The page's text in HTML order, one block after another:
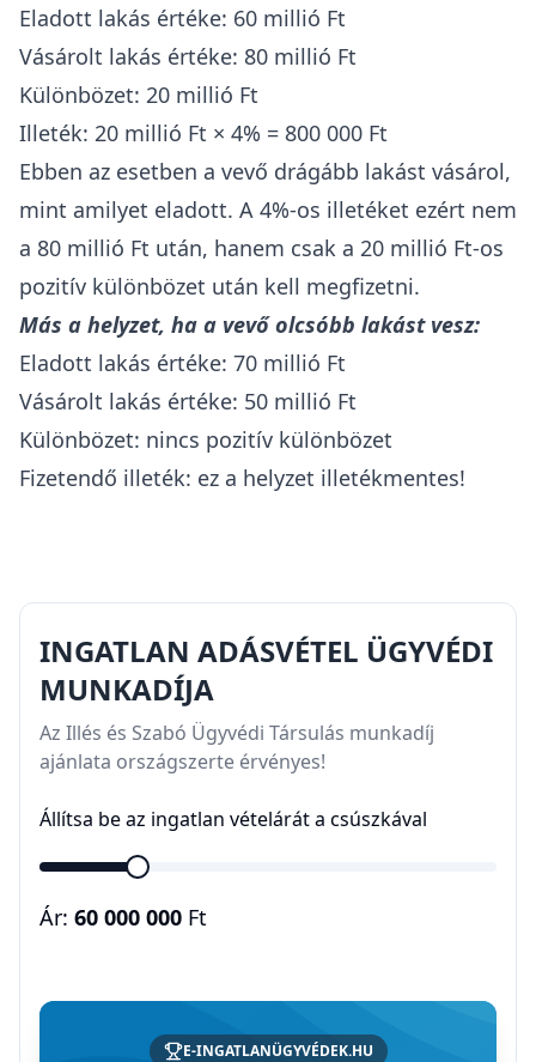
Eladott lakás értéke: 60 millió Ft
Vásárolt lakás értéke: 80 millió Ft
Különbözet: 20 millió Ft
Illeték: 20 millió Ft × 4% = 800 000 Ft
Ebben az esetben a vevő drágább lakást vásárol,
mint amilyet eladott. A 4%-os illetéket ezért nem
a 80 millió Ft után, hanem csak a 20 millió Ft-os
pozitív különbözet után kell megfizetni.
Más a helyzet, ha a vevő olcsóbb lakást vesz:
Eladott lakás értéke: 70 millió Ft
Vásárolt lakás értéke: 50 millió Ft
Különbözet: nincs pozitív különbözet
Fizetendő illeték: ez a helyzet illetékmentes!
INGATLAN ADÁSVÉTEL ÜGYVÉDI
MUNKADÍJA
Az Illés és Szabó Ügyvédi Társulás munkadíj
ajánlata országszerte érvényes!
Állítsa be az ingatlan vételárát a csúszkával
Ár: 60 000 000 Ft
E-INGATLANÜGYVÉDEK.HU